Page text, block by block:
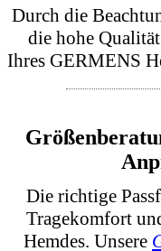
unseren
grundsätzlich nur
Farben lebendig
Achten Sie auf
(Manschette